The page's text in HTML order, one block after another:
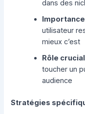
dans des
utilisateur
mieux c’est
Rôle
toucher un
audience
Stratégies